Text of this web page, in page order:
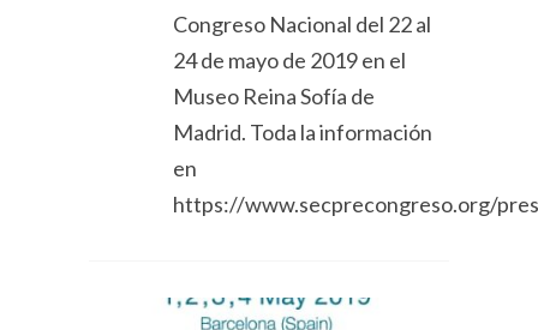
Congreso Nacional del 22 al
24 de mayo de 2019 en el
Museo Reina Sofía de
Madrid. Toda la información
en
https://www.secprecongreso.org/